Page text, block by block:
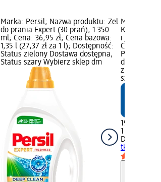
Marka: Persil; Nazwa produktu: Żel
do prania Expert (30 prań), 1 350
ml; Cena: 36,95 zł; Cena bazowa:
1,35 l (27,37 zł za 1 l); Dostępność:
Status zielony Dostawa dostępna,
Status szary Wybierz sklep dm
Marka:
Koncentrat
i jasnych,
Cena
Produkt
drażniące;
zielony
szary
19,95 zł
1 l (19,95 zł
Denkmit
tkanin